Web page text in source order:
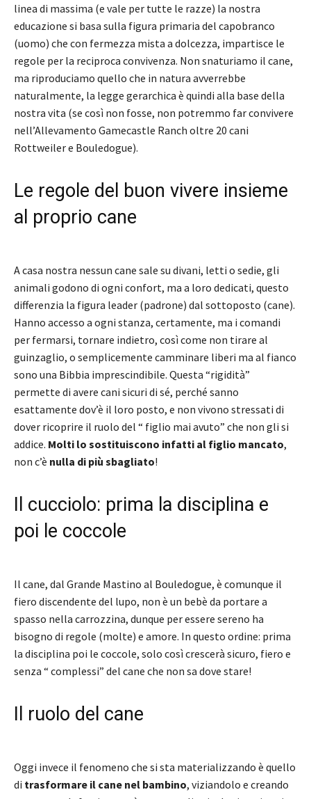
linea di massima (e vale per tutte le razze) la nostra
educazione si basa sulla figura primaria del capobranco
(uomo) che con fermezza mista a dolcezza, impartisce le
regole per la reciproca convivenza. Non snaturiamo il cane,
ma riproduciamo quello che in natura avverrebbe
naturalmente, la legge gerarchica è quindi alla base della
nostra vita (se così non fosse, non potremmo far convivere
nell’Allevamento Gamecastle Ranch oltre 20 cani
Rottweiler e Bouledogue).
Le regole del buon vivere insieme
al proprio cane
A casa nostra nessun cane sale su divani, letti o sedie, gli
animali godono di ogni confort, ma a loro dedicati, questo
differenzia la figura leader (padrone) dal sottoposto (cane).
Hanno accesso a ogni stanza, certamente, ma i comandi
per fermarsi, tornare indietro, così come non tirare al
guinzaglio, o semplicemente camminare liberi ma al fianco
sono una Bibbia imprescindibile. Questa “rigidità”
permette di avere cani sicuri di sé, perché sanno
esattamente dov’è il loro posto, e non vivono stressati di
dover ricoprire il ruolo del “ figlio mai avuto” che non gli si
addice. Molti lo sostituiscono infatti al figlio mancato,
non c’è nulla di più sbagliato!
Il cucciolo: prima la disciplina e
poi le coccole
Il cane, dal Grande Mastino al Bouledogue, è comunque il
fiero discendente del lupo, non è un bebè da portare a
spasso nella carrozzina, dunque per essere sereno ha
bisogno di regole (molte) e amore. In questo ordine: prima
la disciplina poi le coccole, solo così crescerà sicuro, fiero e
senza “ complessi” del cane che non sa dove stare!
Il ruolo del cane
Oggi invece il fenomeno che si sta materializzando è quello
di trasformare il cane nel bambino, viziandolo e creando